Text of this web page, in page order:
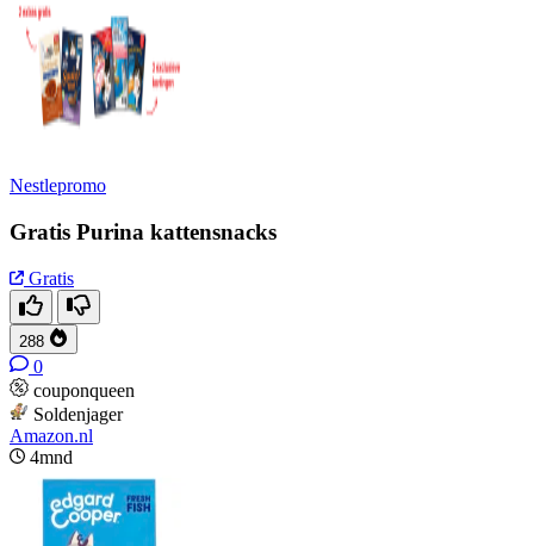
Nestlepromo
Gratis Purina kattensnacks
Gratis
288
0
couponqueen
Soldenjager
Amazon.nl
4mnd